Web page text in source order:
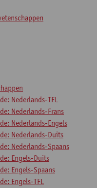
Nederlands-TFL
Nederlands-Frans
Nederlands-Engels
Nederlands-Duits
Nederlands-Spaans
Engels-Duits
Engels-Spaans
Engels-TFL